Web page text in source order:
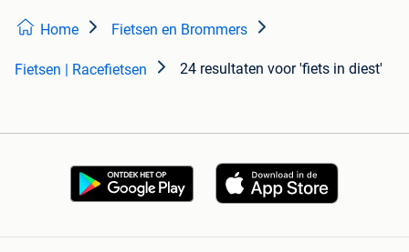
Home Fietsen en Brommers
Fietsen | Racefietsen 24 resultaten voor 'fiets in diest'